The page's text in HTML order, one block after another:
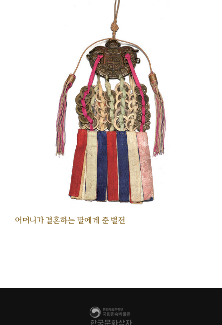
어머니가 결혼하는 딸에게 준 별전